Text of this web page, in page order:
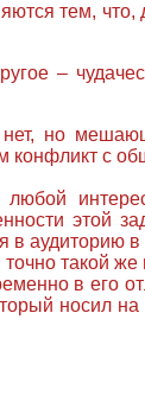
тем, что,
–
но
с
любой
этой
в аудиторию
такой же
в его
носил